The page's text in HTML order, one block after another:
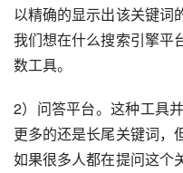
以精确的显示出该关键词
我们想在什么搜索引擎平
数工具。
2）问答平台。这种工具
更多的还是长尾关键词，
如果很多人都在提问这个